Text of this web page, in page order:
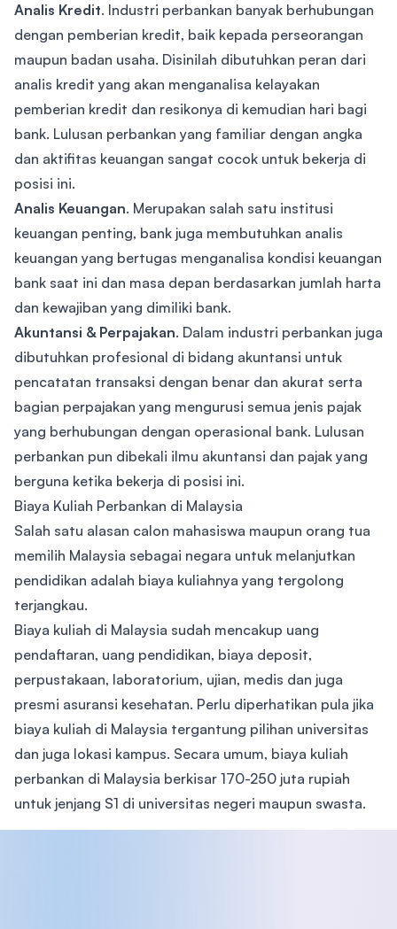
Analis Kredit. Industri perbankan banyak berhubungan
dengan pemberian kredit, baik kepada perseorangan
maupun badan usaha. Disinilah dibutuhkan peran dari
analis kredit yang akan menganalisa kelayakan
pemberian kredit dan resikonya di kemudian hari bagi
bank. Lulusan perbankan yang familiar dengan angka
dan aktifitas keuangan sangat cocok untuk bekerja di
posisi ini.
Analis Keuangan. Merupakan salah satu institusi
keuangan penting, bank juga membutuhkan analis
keuangan yang bertugas menganalisa kondisi keuangan
bank saat ini dan masa depan berdasarkan jumlah harta
dan kewajiban yang dimiliki bank.
Akuntansi & Perpajakan. Dalam industri perbankan juga
dibutuhkan profesional di bidang akuntansi untuk
pencatatan transaksi dengan benar dan akurat serta
bagian perpajakan yang mengurusi semua jenis pajak
yang berhubungan dengan operasional bank. Lulusan
perbankan pun dibekali ilmu akuntansi dan pajak yang
berguna ketika bekerja di posisi ini.
Biaya Kuliah Perbankan di Malaysia
Salah satu alasan calon mahasiswa maupun orang tua
memilih Malaysia sebagai negara untuk melanjutkan
pendidikan adalah biaya kuliahnya yang tergolong
terjangkau.
Biaya kuliah di Malaysia sudah mencakup uang
pendaftaran, uang pendidikan, biaya deposit,
perpustakaan, laboratorium, ujian, medis dan juga
presmi asuransi kesehatan. Perlu diperhatikan pula jika
biaya kuliah di Malaysia tergantung pilihan universitas
dan juga lokasi kampus. Secara umum, biaya kuliah
perbankan di Malaysia berkisar 170-250 juta rupiah
untuk jenjang S1 di universitas negeri maupun swasta.